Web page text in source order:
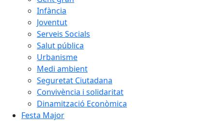
Infància
Joventut
Serveis Socials
Salut pública
Urbanisme
Medi ambient
Seguretat Ciutadana
Convivència i solidaritat
Dinamització Econòmica
Festa Major